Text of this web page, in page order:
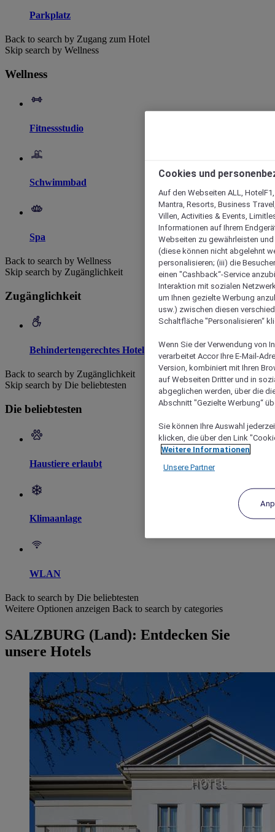
Parkplatz
Back to search by Zugang zum Hotel
Skip search by Wellness
Wellness
Fitnessstudio
Schwimmbad
Spa
Back to search by Wellness
Skip search by Zugänglichkeit
Zugänglichkeit
Behindertengerechtes Hotel
Back to search by Zugänglichkeit
Skip search by Die beliebtesten
Die beliebtesten
Haustiere erlaubt
Klimaanlage
WLAN
Back to search by Die beliebtesten
Weitere Optionen anzeigen Back to search by categories
SALZBURG (Land): Entdecken Sie
unsere Hotels
Cookies und
Auf den Webseiten ALL,
Mantra, Resorts, Business
Villen, Activities & Events,
Informationen auf Ihrem
Webseiten zu gewährleisten
(diese können nicht abgelehnt
personalisieren; (iii) die
einen "Cashback“-Service
Interaktion mit sozialen
um Ihnen gezielte Werbung
usw.) zwischen diesen
Schaltfläche "Personalisieren“
Wenn Sie der Verwendung von
verarbeitet Accor Ihre E-Mail-
Version, kombiniert mit Ihren
auf Webseiten Dritter und in
abgeglichen werden, über die
Abschnitt "Gezielte Werbung“
Sie können Ihre Auswahl
klicken, die über den Link
Weitere Informationen
Unsere Partner